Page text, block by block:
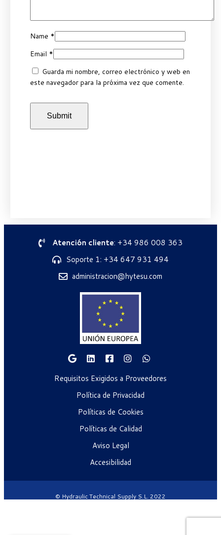
Name *
Email *
Guarda mi nombre, correo electrónico y web en
este navegador para la próxima vez que comente.
Atención cliente: +34 986 008 363
Soporte 1: +34 647 931 494
administracion@hytesu.com
Requisitos Exigidos a Proveedores
Política de Privacidad
Políticas de Cookies
Políticas de Calidad
Aviso Legal
Accesibilidad
© Hydraulic Technical Supply S.L. 2022